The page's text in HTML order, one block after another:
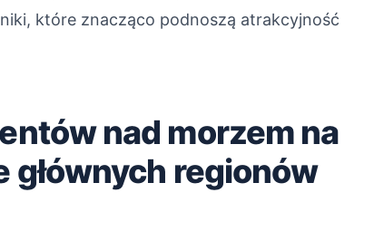
które znacząco podnoszą atrakcyjność
nad morzem na
głównych regionów